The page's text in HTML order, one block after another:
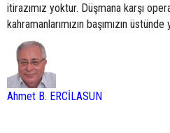
itirazımız yoktur. Düşmana karşı
kahramanlarımızın başımızın üstünde
Ahmet B. ERCİLASUN